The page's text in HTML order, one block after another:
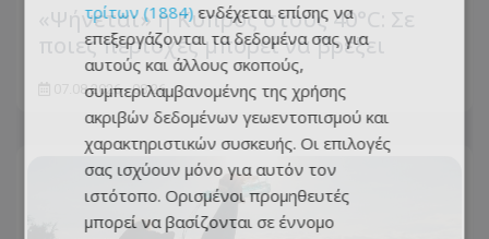
«Ψήνεται» η Κύπρος στους 40°C: Σε
ποιες περιοχές μπορεί να βρέξει
07.08.2026 - 08:26
τρίτων (1884) ενδέχεται επίσης να
επεξεργάζονται τα δεδομένα σας για
αυτούς και άλλους σκοπούς,
συμπεριλαμβανομένης της χρήσης
ακριβών δεδομένων γεωεντοπισμού και
χαρακτηριστικών συσκευής. Οι επιλογές
σας ισχύουν μόνο για αυτόν τον
ιστότοπο. Ορισμένοι προμηθευτές
μπορεί να βασίζονται σε έννομο